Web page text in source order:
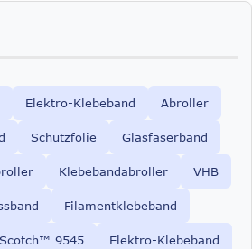
Elektro-Klebeband Abroller
Schutzfolie Glasfaserband
Klebebandabroller VHB
Filamentklebeband
9545 Elektro-Klebeband